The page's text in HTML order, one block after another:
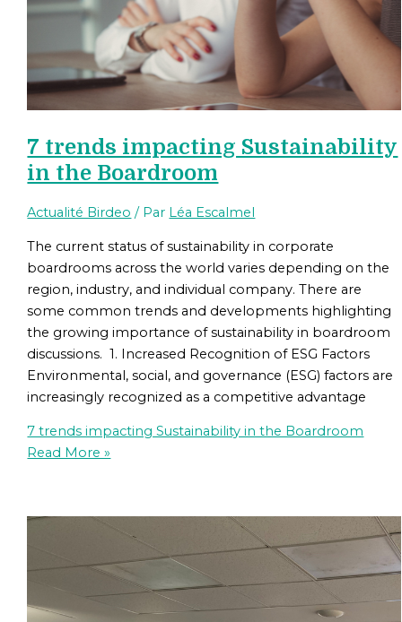
7 trends impacting Sustainability
in the Boardroom
Actualité Birdeo / Par Léa Escalmel
The current status of sustainability in corporate
boardrooms across the world varies depending on the
region, industry, and individual company. There are
some common trends and developments highlighting
the growing importance of sustainability in boardroom
discussions. 1. Increased Recognition of ESG Factors
Environmental, social, and governance (ESG) factors are
increasingly recognized as a competitive advantage
7 trends impacting Sustainability in the Boardroom
Read More »